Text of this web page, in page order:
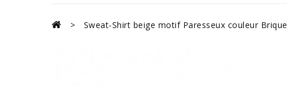
Sweat-Shirt beige motif Paresseux couleur Brique